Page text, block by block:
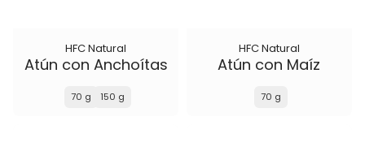
HFC Natural
Atún con Anchoítas
70 g 150 g
HFC Natural
Atún con Maíz
70 g